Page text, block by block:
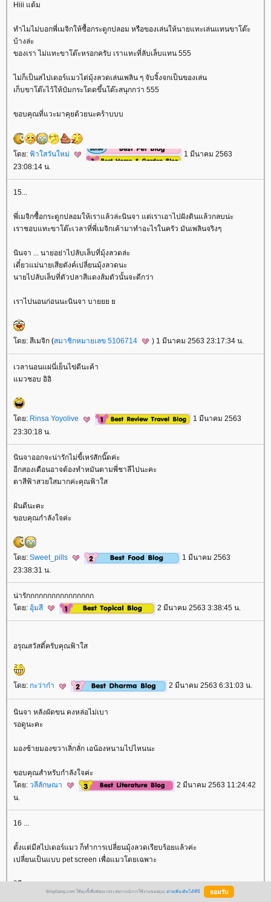
Hiii แต้ม
ทำไมไม่บอกพี่เมจิกให้ซื้อกระดูกปลอม หรือของเล่นให้นายแทะเล่นแทนขาโต๊ะ
บ้างล่ะ
ของเรา ไม่แทะขาโต๊ะหรอกครับ เราแทะที่ลับเล็บแทน 555
ไม่ก็เป็นสไปเดอร์แมวไต่มุ้งลวดเล่นเพลิน ๆ จับจิ้งจกเป็นของเล่น
เก็บขาโต๊ะไว้ให้ป๋มกระโดดขึ้นโต๊ะสนุกกว่า 555
ขอบคุณที่แวะมาคุยด้วยนะคร้าบบบ
ดย: ฟ้าใสวันใหม่
1 มีนาคม 2563
23:08:14 น.
15...
พี่เมจิกซื้อกระดูกปลอมให้เราแล้วล่ะนินจา แต่เราเอาไปฝังดินแล้วกลบน่ะ
เราชอบแทะขาโต๊ะเวลาที่พี่เมจิกเค้ามาทำอะไรในครัว มันเพลินจริงๆ
นินจา ... นายอย่าไปลับเล็บที่มุ้งลวดล่ะ
เดี๋ยวแม่นายเสียตังค์เปลี่ยนมุ้งลวดนะ
นายไปลับเล็บที่ตัวปลาสีแดงส้มตัวนั้นจะดีกว่า
เราไปนอนก่อนนะนินจา บา
ดย: สีเมจิก (สมาชิกหมายเลข 5106714 ) 1 มีนาคม 2563 23:17:34 น.
เวลานอนแผ่นี่เย็นไข่ดีนะค้า
มวชอบ อิอิ
ดย: Rinsa Yoyolive
1 มีนาคม 2563
23:30:18 น.
นินจาออกจะน่ารักไม่ขี้เหร่สักนิ๊ดค่ะ
อีกสองเดือนอาจต้องทำหมันตามพี่ชาลีไปนะคะ
ตาสีฟ้าสวยใสมากค่ะคุณฟ้าใส
ฝันดีนะคะ
ขอบคุณกำลังใจค่ะ
ดย: Sweet_pills
1 มีนาคม 2563
23:38:31 น.
น่ารักกกกกกกกกกกกกกกก
ดย: อุ้มสี 2 มีนาคม 2563 3:38:45 น.
อรุณสวัสดิ์ครับคุณฟ้าใส
ดย: กะว่าก๋า 2 มีนาคม 2563 6:31:03 น.
นินจา หลังผัดขน คงหล่อไม่เบา
รอดูนะคะ
มองซ้ายมองขวาเลิ่กลั่ก เอน้องหนามไปไหนนะ
ขอบคุณสำหรับกำลังใจค่ะ
ดย: วลีลักษณา
2 มีนาคม 2563 11:24:42
น.
16 ...
ตั้งแต่มีสไปเดอร์แมว ก็ทำการเปลี่ยนมุ้งลวดเรียบร้อยแล้วค่ะ
เปลี่ยนเป็นแบบ pet screen เพื่อแมวโดยเฉพาะ
วิถีทาสแมว อะนะ
ทำอะไรก็ต้องนึกถึงเจ้านายก่อนเลย 555
BlogGang.com ใช้คุกกี้เพื่อพัฒนาประสบการณ์การใช้งานของคุณ อ่านเพิ่มเติมได้ที่นี่